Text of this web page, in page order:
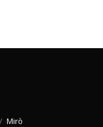
Mirò